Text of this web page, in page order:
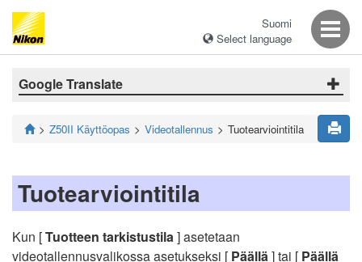
Suomi
Select language
Google Translate
Z50II Käyttöopas Videotallennus Tuotearviointitila
Tuotearviointitila
Kun [Tuotteen tarkistustila] asetetaan
videotallennusvalikossa asetukseksi [ Päällä] tai [ Päällä